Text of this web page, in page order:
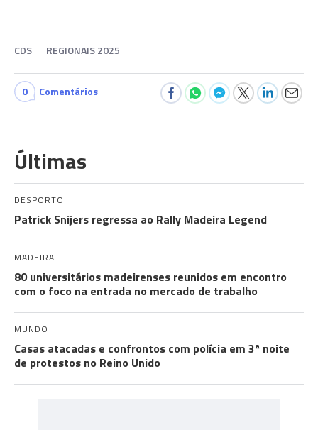
CDS REGIONAIS 2025
0 Comentários
Últimas
DESPORTO
Patrick Snijers regressa ao Rally Madeira Legend
MADEIRA
80 universitários madeirenses reunidos em encontro
com o foco na entrada no mercado de trabalho
MUNDO
Casas atacadas e confrontos com polícia em 3ª noite
de protestos no Reino Unido